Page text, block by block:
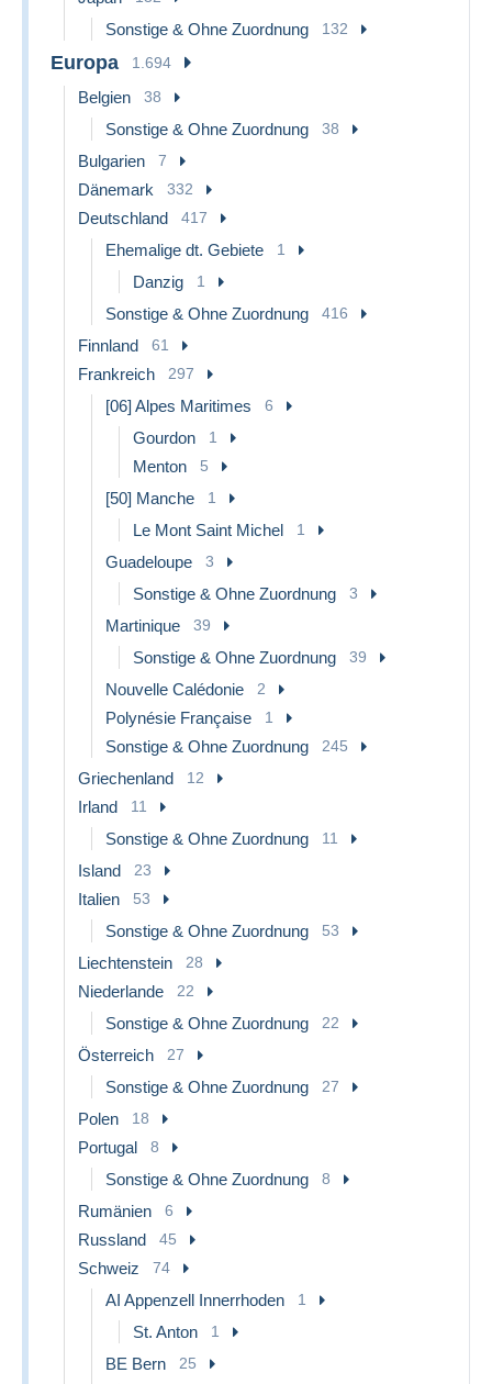
Sonstige & Ohne Zuordnung 132
Europa 1.694
Belgien 38
Sonstige & Ohne Zuordnung 38
Bulgarien 7
Dänemark 332
Deutschland 417
Ehemalige dt. Gebiete 1
Danzig 1
Sonstige & Ohne Zuordnung 416
Finnland 61
Frankreich 297
[06] Alpes Maritimes 6
Gourdon 1
Menton 5
[50] Manche 1
Le Mont Saint Michel 1
Guadeloupe 3
Sonstige & Ohne Zuordnung 3
Martinique 39
Sonstige & Ohne Zuordnung 39
Nouvelle Calédonie 2
Polynésie Française 1
Sonstige & Ohne Zuordnung 245
Griechenland 12
Irland 11
Sonstige & Ohne Zuordnung 11
Island 23
Italien 53
Sonstige & Ohne Zuordnung 53
Liechtenstein 28
Niederlande 22
Sonstige & Ohne Zuordnung 22
Österreich 27
Sonstige & Ohne Zuordnung 27
Polen 18
Portugal 8
Sonstige & Ohne Zuordnung 8
Rumänien 6
Russland 45
Schweiz 74
AI Appenzell Innerrhoden 1
St. Anton 1
BE Bern 25